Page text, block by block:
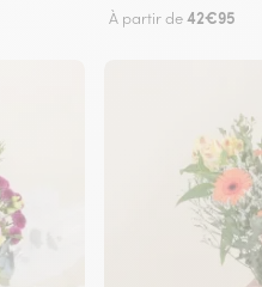
À partir de42€95